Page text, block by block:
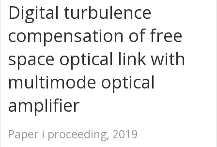
Digital turbulence
compensation of free
space optical link with
multimode optical
amplifier
Paper i proceeding, 2019